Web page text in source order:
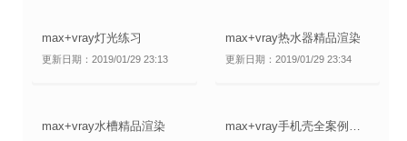
max+vray灯光练习
更新日期：2019/01/29 23:13
max+vray热水器精品渲染
更新日期：2019/01/29 23:34
max+vray水槽精品渲染 max+vray手机壳全案例系列1